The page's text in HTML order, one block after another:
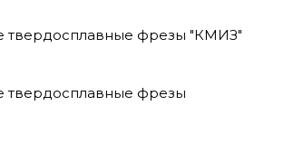
твердосплавные фрезы "КМИЗ"
твердосплавные фрезы